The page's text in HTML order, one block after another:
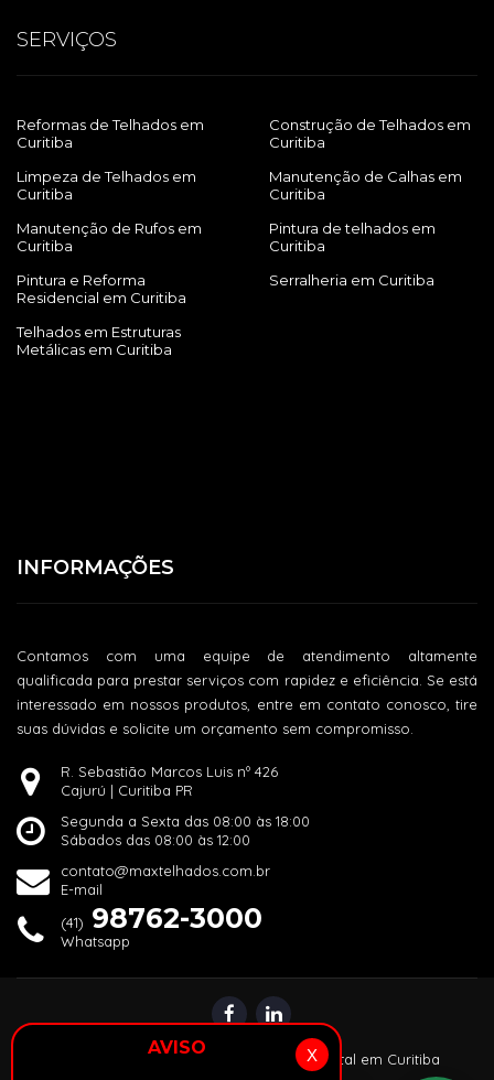
AVISO X
SERVIÇOS
Reformas de Telhados em
Curitiba
Construção de Telhados em
Curitiba
Limpeza de Telhados em
Curitiba
Manutenção de Calhas em
Curitiba
Manutenção de Rufos em
Curitiba
Pintura de telhados em
Curitiba
Pintura e Reforma
Residencial em Curitiba
Serralheria em Curitiba
Telhados em Estruturas
Metálicas em Curitiba
INFORMAÇÕES
Contamos com uma equipe de atendimento altamente
qualificada para prestar serviços com rapidez e eficiência. Se está
interessado em nossos produtos, entre em contato conosco, tire
suas dúvidas e solicite um orçamento sem compromisso.
R. Sebastião Marcos Luis nº 426
Cajurú | Curitiba PR
Segunda a Sexta das 08:00 às 18:00
Sábados das 08:00 às 12:00
contato@maxtelhados.com.br
E-mail
(41) 98762-3000
Whatsapp
Alper: Agência de Marketing Digital em Curitiba